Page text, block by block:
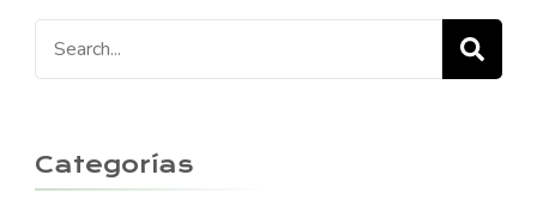
Search
for:
Categorías